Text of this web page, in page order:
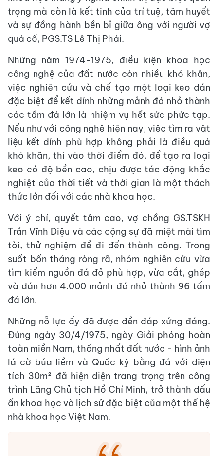
trọng mà còn là kết tinh của trí tuệ, tâm huyết
và sự đồng hành bền bỉ giữa ông với người vợ
quá cố, PGS.TS Lê Thị Phái.
Những năm 1974-1975, điều kiện khoa học
công nghệ của đất nước còn nhiều khó khăn,
việc nghiên cứu và chế tạo một loại keo dán
đặc biệt để kết dính những mảnh đá nhỏ thành
các tấm đá lớn là nhiệm vụ hết sức phức tạp.
Nếu như với công nghệ hiện nay, việc tìm ra vật
liệu kết dính phù hợp không phải là điều quá
khó khăn, thì vào thời điểm đó, để tạo ra loại
keo có độ bền cao, chịu được tác động khắc
nghiệt của thời tiết và thời gian là một thách
thức lớn đối với các nhà khoa học.
Với ý chí, quyết tâm cao, vợ chồng GS.TSKH
Trần Vĩnh Diệu và các cộng sự đã miệt mài tìm
tòi, thử nghiệm để đi đến thành công. Trong
suốt bốn tháng ròng rã, nhóm nghiên cứu vừa
tìm kiếm nguồn đá đỏ phù hợp, vừa cắt, ghép
và dán hơn 4.000 mảnh đá nhỏ thành 96 tấm
đá lớn.
Những nỗ lực ấy đã được đền đáp xứng đáng.
Đúng ngày 30/4/1975, ngày Giải phóng hoàn
toàn miền Nam, thống nhất đất nước - hình ảnh
lá cờ búa liềm và Quốc kỳ bằng đá với diện
tích 30m² đã hiện diện trang trọng trên công
trình Lăng Chủ tịch Hồ Chí Minh, trở thành dấu
ấn khoa học và lịch sử đặc biệt của một thế hệ
nhà khoa học Việt Nam.